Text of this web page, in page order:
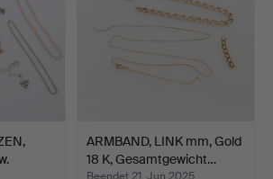
ARMBAND, LINK mm, Gold
18 K, Gesamtgewicht…